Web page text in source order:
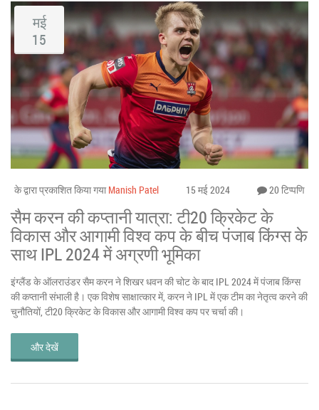
मई
15
के द्वारा प्रकाशित किया गया Manish Patel 15 मई 2024 20 टिप्पणि
सैम करन की कप्तानी यात्रा: टी20 क्रिकेट के
विकास और आगामी विश्व कप के बीच पंजाब किंग्स के
साथ IPL 2024 में अग्रणी भूमिका
इंग्लैंड के ऑलराउंडर सैम करन ने शिखर धवन की चोट के बाद IPL 2024 में पंजाब किंग्स
की कप्तानी संभाली है। एक विशेष साक्षात्कार में, करन ने IPL में एक टीम का नेतृत्व करने की
चुनौतियों, टी20 क्रिकेट के विकास और आगामी विश्व कप पर चर्चा की।
और देखें